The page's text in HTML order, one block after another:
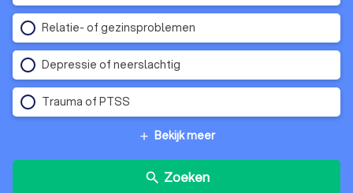
Relatie- of gezinsproblemen
Depressie of neerslachtig
Trauma of PTSS
add Bekijk meer
search Zoeken